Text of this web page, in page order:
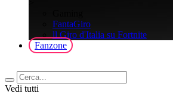
FantaGiro
ll Giro d'Italia su Fortnite
Fanzone
Vedi tutti